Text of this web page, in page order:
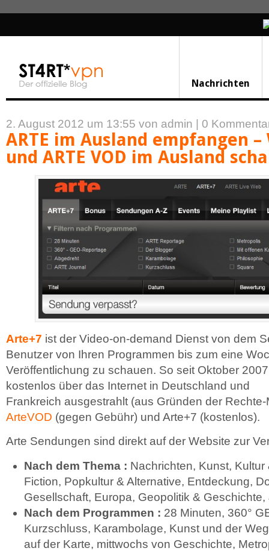
Nachrichten
2. August 2012 um 13:55 von admin 0
ARTE im Ausland empfangen –
und ARTE VOD im Ausland
Arte+7 ist der Video-on-demand Dienst von dem
Benutzer von Ihren Programmen bis zum eine
Veröffentlichung zu schauen. So seit Oktober
kostenlos über das Internet in Deutschland und
Frankreich ausgestrahlt (aus Gründen der
ArteVOD (gegen Gebühr) und Arte+7 (kostenlos).
Arte Sendungen sind direkt auf der Website zur
Nach dem Thema : Nachrichten, Kunst,
Fiction, Popkultur & Alternative, Entdeckung,
Gesellschaft, Europa, Geopolitik &
Nach dem Programmen : 28 Minuten, 360°
Kurzschluss, Karambolage, Kunst und der
auf der Karte, mittwochs von Geschichte,